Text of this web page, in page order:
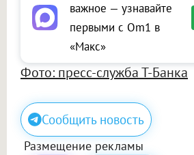
важное — узнавайте
первыми с Om1 в
«Макс»
Фото: пресс-служба Т-Банка
Сообщить новость
Размещение рекламы